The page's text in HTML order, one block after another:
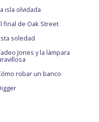
isla olvidada
final de Oak Street
soledad
Jones y la lámpara
robar un banco